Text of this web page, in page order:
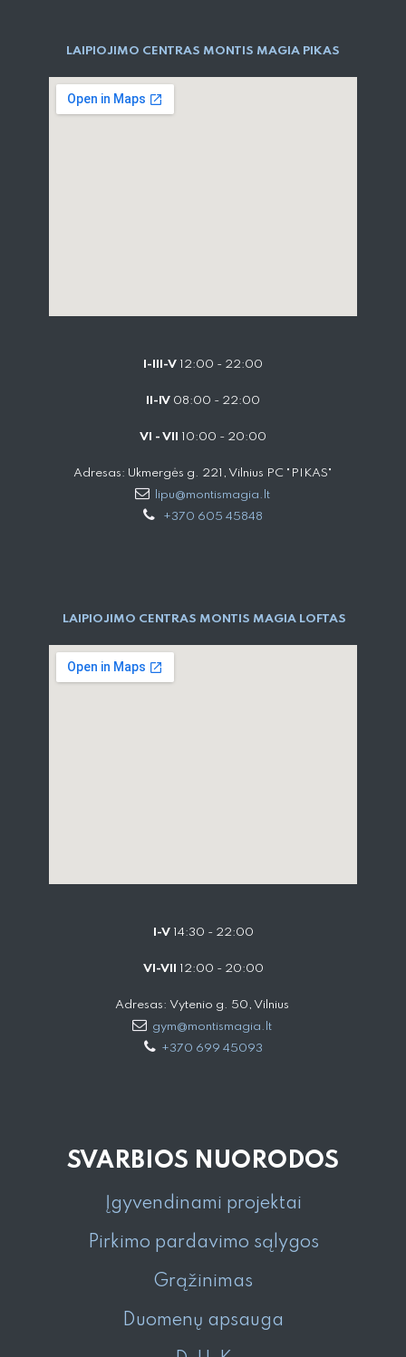
LAIPIOJIMO CENTRAS MONTIS MAGIA PIKAS
I-III-V 12:00 - 22:00
II-IV 08:00 - 22:00
VI - VII 10:00 - 20:00
Adresas: Ukmergės g. 221, Vilnius PC "PIKAS"
lipu@montismagia.lt
+370 605 45848
LAIPIOJIMO CENTRAS MONTIS MAGIA LOFTAS
I-V14:30 - 22:00
VI-VII 12:00 - 20:00
Adresas: Vytenio g. 50, Vilnius
gym@montismagia.lt
+370 699 45093
SVARBIOS NUORODOS
Įgyvendinami projektai
Pirkimo pardavimo sąlygos
Grąžinimas
Duomenų apsauga